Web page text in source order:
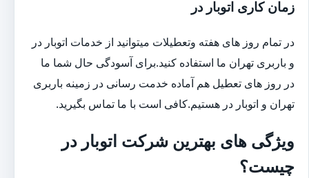
زمان کاری اتوبار در
در تمام روز های هفته وتعطیلات میتوانید از خدمات اتوبار در
و باربری تهران ما استفاده کنید.برای آسودگی حال شما ما
در روز های تعطیل هم آماده خدمت رسانی در زمینه باربری
تهران و اتوبار در هستیم.کافی است با ما تماس بگیرید.
ویژگی های بهترین شرکت اتوبار در
چیست؟